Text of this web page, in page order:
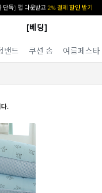
단독] 앱 다운받고 2% 결제 할인 받기
[베딩]
밴드 쿠션 솜 여름페스타
.